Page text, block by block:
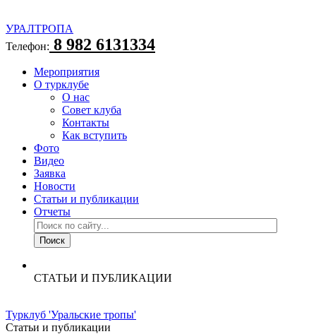
УРАЛТРОПА
Телефон: 8 982 6131334
Мероприятия
О турклубе
О нас
Совет клуба
Контакты
Как вступить
Фото
Видео
Заявка
Новости
Статьи и публикации
Отчеты
СТАТЬИ И ПУБЛИКАЦИИ
Турклуб 'Уральские тропы'
Статьи и публикации